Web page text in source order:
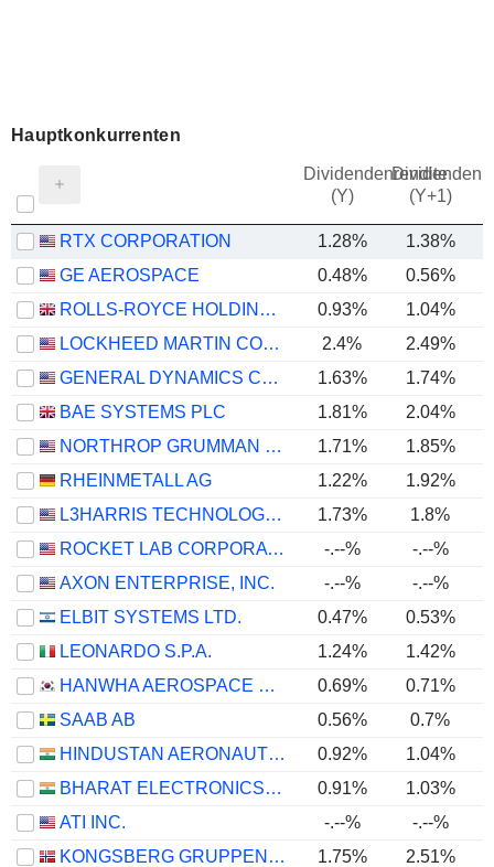
Hauptkonkurrenten
Dividendenrendite
(Y)
(Y+1)
RTX CORPORATION 1.28% 1.38%
GE AEROSPACE
0.48% 0.56%
ROLLS-ROYCE HOLDINGS PLC
0.93% 1.04%
LOCKHEED MARTIN CORPORATION
2.4% 2.49%
GENERAL DYNAMICS CORPORATION
1.63% 1.74%
BAE SYSTEMS PLC
1.81% 2.04%
NORTHROP GRUMMAN CORPORATION
1.71% 1.85%
RHEINMETALL AG
1.22% 1.92%
L3HARRIS TECHNOLOGIES, INC.
1.73% 1.8%
ROCKET LAB CORPORATION
-.--% -.--%
AXON ENTERPRISE, INC.
-.--% -.--%
ELBIT SYSTEMS LTD.
0.47% 0.53%
LEONARDO S.P.A.
1.24% 1.42%
HANWHA AEROSPACE CO., LTD.
0.69% 0.71%
SAAB AB
0.56% 0.7%
HINDUSTAN AERONAUTICS LIMITED
0.92% 1.04%
BHARAT ELECTRONICS LIMITED
0.91% 1.03%
ATI INC.
-.--% -.--%
KONGSBERG GRUPPEN ASA
1.75% 2.51%